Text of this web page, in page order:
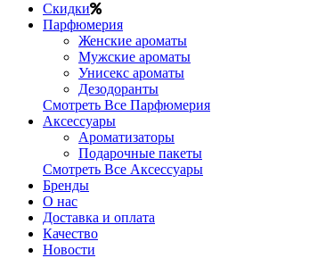
Скидки
Парфюмерия
Женские ароматы
Мужские ароматы
Унисекс ароматы
Дезодоранты
Смотреть Все Парфюмерия
Аксессуары
Ароматизаторы
Подарочные пакеты
Смотреть Все Аксессуары
Бренды
О нас
Доставка и оплата
Качество
Новости